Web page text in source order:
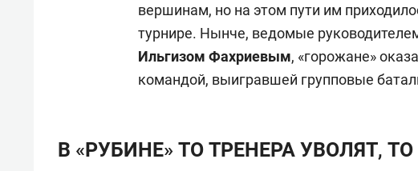
вершинам, но на этом пути им
турнире. Нынче, ведомые
Ильгизом Фахриевым, «горожане»
командой, выигравшей групповые
В «РУБИНЕ» ТО ТРЕНЕРА УВОЛЯТ,